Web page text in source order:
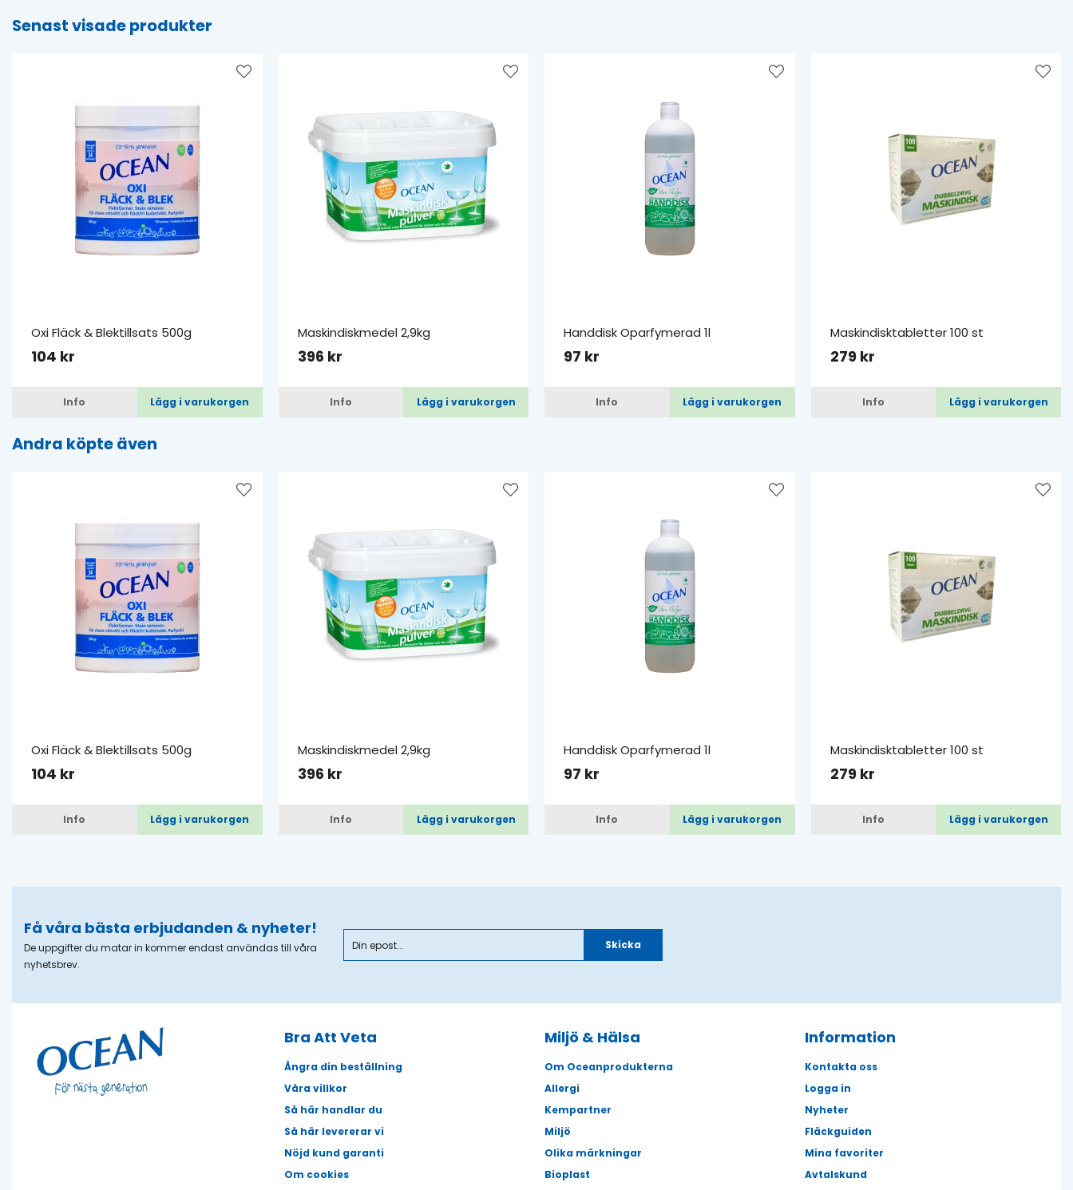
Senast visade produkter
Oxi Fläck & Blektillsats 500g
104 kr
Info Lägg i varukorgen
Maskindiskmedel 2,9kg
396 kr
Info Lägg i varukorgen
Handdisk Oparfymerad 1l
97 kr
Info Lägg i varukorgen
Maskindisktabletter 100 st
279 kr
Info Lägg i varukorgen
Andra köpte även
Oxi Fläck & Blektillsats 500g
104 kr
Info Lägg i varukorgen
Maskindiskmedel 2,9kg
396 kr
Info Lägg i varukorgen
Handdisk Oparfymerad 1l
97 kr
Info Lägg i varukorgen
Maskindisktabletter 100 st
279 kr
Info Lägg i varukorgen
Få våra bästa erbjudanden & nyheter!
De uppgifter du matar in kommer endast användas till våra
nyhetsbrev.
Skicka
Bra Att Veta
Ångra din beställning
Våra villkor
Så här handlar du
Så här levererar vi
Nöjd kund garanti
Om cookies
Miljö & Hälsa
Om Oceanprodukterna
Allergi
Kempartner
Miljö
Olika märkningar
Bioplast
Information
Kontakta oss
Logga in
Nyheter
Fläckguiden
Mina favoriter
Avtalskund